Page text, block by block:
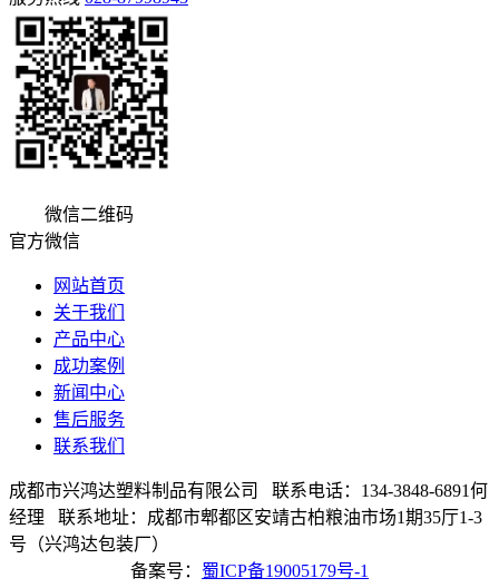
微信二维码
官方微信
网站首页
关于我们
产品中心
成功案例
新闻中心
售后服务
联系我们
成都市兴鸿达塑料制品有限公司 联系电话：134-3848-6891何
经理 联系地址：成都市郫都区安靖古柏粮油市场1期35厅1-3
号（兴鸿达包装厂）
备案号： 蜀ICP备19005179号-1